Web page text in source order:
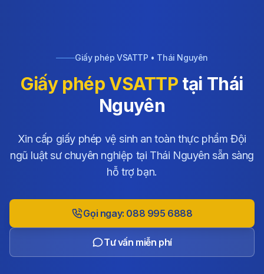
Giấy phép VSATTP • Thái Nguyên
Giấy phép VSATTP tại Thái
Nguyên
Xin cấp giấy phép vệ sinh an toàn thực phẩm Đội
ngũ luật sư chuyên nghiệp tại Thái Nguyên sẵn sàng
hỗ trợ bạn.
Gọi ngay: 088 995 6888
Tư vấn miễn phí